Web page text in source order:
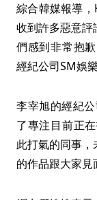
綜合韓媒報導
收到許多惡意
們感到非常抱
經紀公司SM娛
李宰旭的經紀
了專注目前正
此打氣的同事
的作品跟大家見